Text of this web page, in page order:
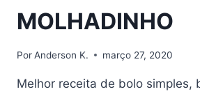
MOLHADINHO
PorAnderson K. março 27, 2020
Melhor receita de bolo simples,